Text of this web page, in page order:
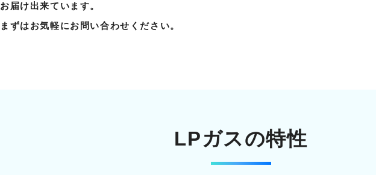
お届け出来ています。
まずはお気軽にお問い合わせください。
LPガスの特性